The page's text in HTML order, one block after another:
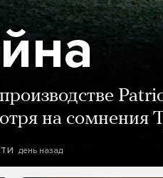
на сомнения
день назад